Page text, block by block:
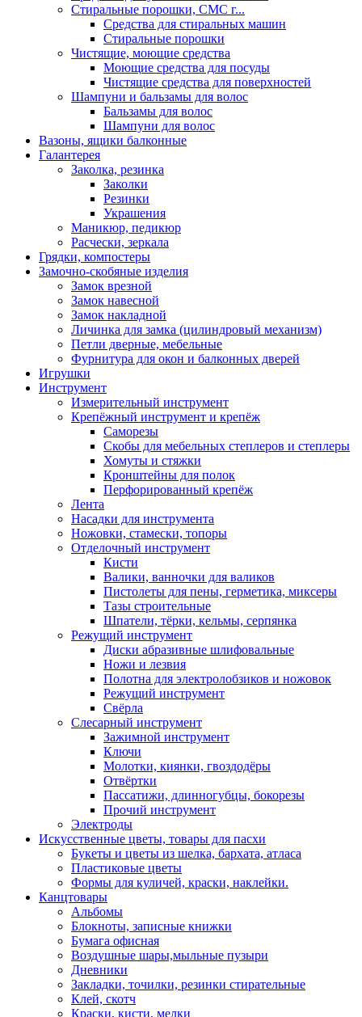
Стиральные порошки, СМС г...
Средства для стиральных машин
Стиральные порошки
Чистящие, моющие средства
Моющие средства для посуды
Чистящие средства для поверхностей
Шампуни и бальзамы для волос
Бальзамы для волос
Шампуни для волос
Вазоны, ящики балконные
Галантерея
Заколка, резинка
Заколки
Резинки
Украшения
Маникюр, педикюр
Расчески, зеркала
Грядки, компостеры
Замочно-скобяные изделия
Замок врезной
Замок навесной
Замок накладной
Личинка для замка (цилиндровый механизм)
Петли дверные, мебельные
Фурнитура для окон и балконных дверей
Игрушки
Инструмент
Измерительный инструмент
Крепёжный инструмент и крепёж
Саморезы
Скобы для мебельных степлеров и степлеры
Хомуты и стяжки
Кронштейны для полок
Перфорированный крепёж
Лента
Насадки для инструмента
Ножовки, стамески, топоры
Отделочный инструмент
Кисти
Валики, ванночки для валиков
Пистолеты для пены, герметика, миксеры
Тазы строительные
Шпатели, тёрки, кельмы, серпянка
Режущий инструмент
Диски абразивные шлифовальные
Ножи и лезвия
Полотна для электролобзиков и ножовок
Режущий инструмент
Свёрла
Слесарный инструмент
Зажимной инструмент
Ключи
Молотки, киянки, гвоздодёры
Отвёртки
Пассатижи, длинногубцы, бокорезы
Прочий инструмент
Электроды
Искусственные цветы, товары для пасхи
Букеты и цветы из шелка, бархата, атласа
Пластиковые цветы
Формы для куличей, краски, наклейки.
Канцтовары
Альбомы
Блокноты, записные книжки
Бумага офисная
Воздушные шары,мыльные пузыри
Дневники
Закладки, точилки, резинки стирательные
Клей, скотч
Краски, кисти, мелки